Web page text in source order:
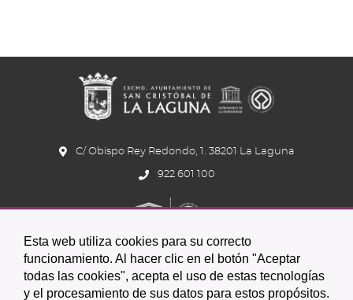
Esta web utiliza cookies para su correcto
funcionamiento. Al hacer clic en el botón "Aceptar
todas las cookies", acepta el uso de estas tecnologías
y el procesamiento de sus datos para estos propósitos.
C/ Obispo Rey Redondo, 1. 38201 La Laguna
922 601 100